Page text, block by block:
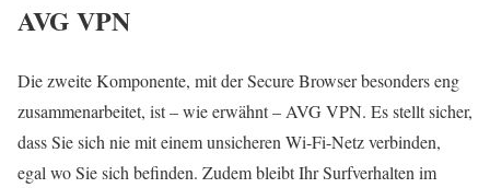
AVG VPN
Die zweite Komponente, mit der Secure Browser besonders eng
zusammenarbeitet, ist – wie erwähnt – AVG VPN. Es stellt sicher,
dass Sie sich nie mit einem unsicheren Wi-Fi-Netz verbinden,
egal wo Sie sich befinden. Zudem bleibt Ihr Surfverhalten im